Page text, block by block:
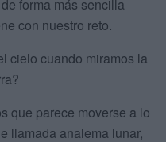
forma más sencilla
con nuestro reto.
cielo cuando miramos la
que parece moverse a lo
llamada analema lunar,